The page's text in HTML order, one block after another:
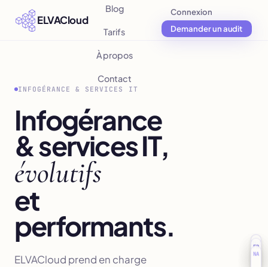
ELVACloud
Blog
Tarifs
À propos
Contact
Connexion
Demander un audit
INFOGÉRANCE & SERVICES IT
Infogérance
& services IT,
évolutifs
et
performants.
ELVACloud prend en charge
EU-N
EU-C
FR
NA